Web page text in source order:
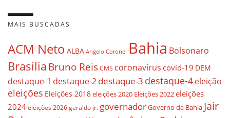
MAIS BUSCADAS
ACM Neto ALBA Angelo Coronel Bahia Bolsonaro
BrasiliaBruno ReisCMS coronavírus covid-19 DEM
destaque-1 destaque-2destaque-3 destaque-4eleição
eleições Eleições 2018eleições 2020 Eleições 2022eleições
2024 eleições 2026 geraldo jr. governadorGoverno da Bahia Jair